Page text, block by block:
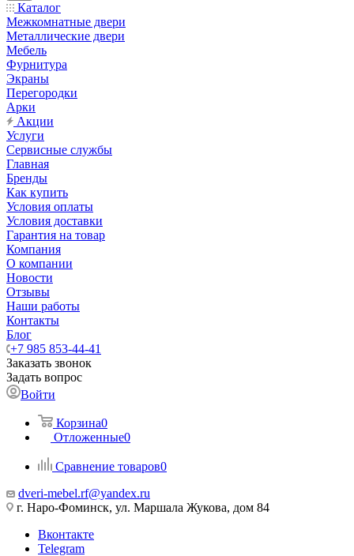
Каталог
Межкомнатные двери
Металлические двери
Мебель
Фурнитура
Экраны
Перегородки
Арки
Акции
Услуги
Сервисные службы
Главная
Бренды
Как купить
Условия оплаты
Условия доставки
Гарантия на товар
Компания
О компании
Новости
Отзывы
Наши работы
Контакты
Блог
+7 985 853-44-41
Заказать звонок
Задать вопрос
Войти
Корзина0
Отложенные0
Сравнение товаров0
dveri-mebel.rf@yandex.ru
г. Наро-Фоминск, ул. Маршала Жукова, дом 84
Вконтакте
Telegram